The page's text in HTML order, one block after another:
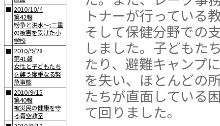
■ 2010/10/4
第42報
紛争と洪水〜;二重
の被害を受けた小
学校
■ 2010/9/28
第41報
女性と子どもたち
を襲う度重なる緊
急事態
■ 2010/9/15
第40報
被災民の健康を守
る青空教室
トナーが行っている
そして保健分野での
しました。子どもた
たり、避難キャンプ
を失い、ほとんどの
たちが直面している
て回りました。